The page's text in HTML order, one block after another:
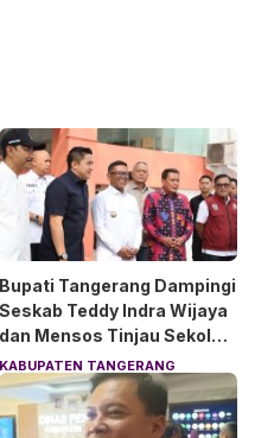
Bupati Tangerang Dampingi
Seskab Teddy Indra Wijaya
dan Mensos Tinjau Sekolah
Rakyat di Curug
KABUPATEN TANGERANG